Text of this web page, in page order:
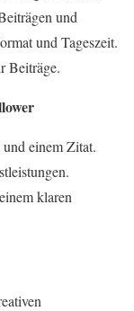
und
und Tageszeit.
Beiträge.
einem Zitat.
klaren